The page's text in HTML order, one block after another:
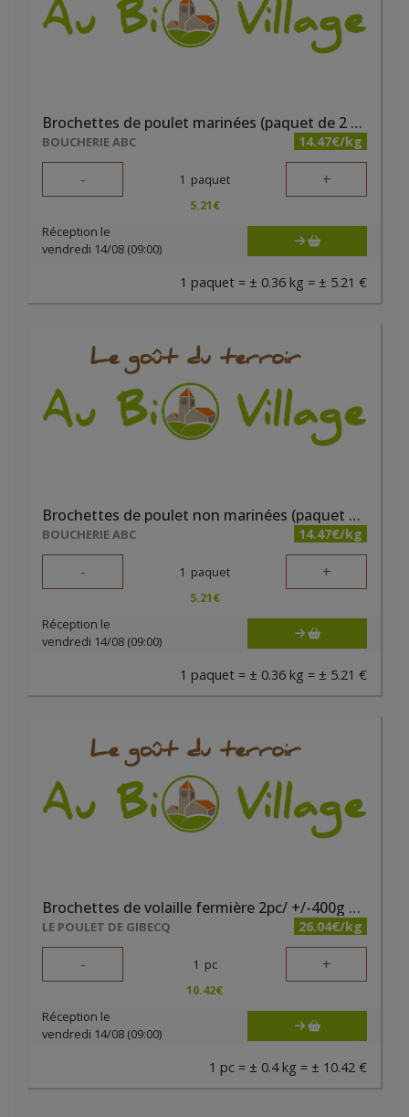
Brochettes de poulet marinées (paquet de 2 pièces) - Boucherie ABC
BOUCHERIE ABC 14.47€/kg
- 1 paquet +
5.21€
Réception le
vendredi 14/08 (09:00)
1 paquet = ± 0.36 kg = ± 5.21 €
Brochettes de poulet non marinées (paquet de 2 pièces) - Boucherie ABC
BOUCHERIE ABC 14.47€/kg
- 1 paquet +
5.21€
Réception le
vendredi 14/08 (09:00)
1 paquet = ± 0.36 kg = ± 5.21 €
Brochettes de volaille fermière 2pc/ +/-400g Gibecq
LE POULET DE GIBECQ 26.04€/kg
- 1 pc +
10.42€
Réception le
vendredi 14/08 (09:00)
1 pc = ± 0.4 kg = ± 10.42 €